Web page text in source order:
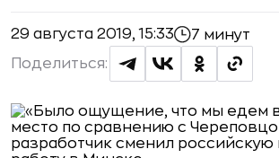
29 августа 2019, 15:33 7 минут
Поделиться: